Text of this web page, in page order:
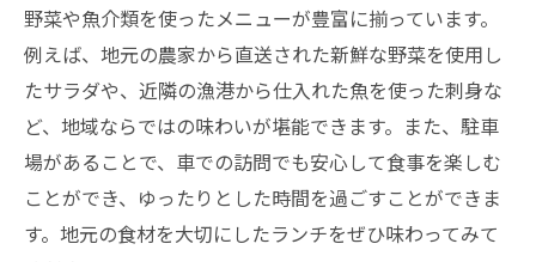
野菜や魚介類を使ったメニューが豊富に揃っています。
例えば、地元の農家から直送された新鮮な野菜を使用し
たサラダや、近隣の漁港から仕入れた魚を使った刺身な
ど、地域ならではの味わいが堪能できます。また、駐車
場があることで、車での訪問でも安心して食事を楽しむ
ことができ、ゆったりとした時間を過ごすことができま
す。地元の食材を大切にしたランチをぜひ味わってみて